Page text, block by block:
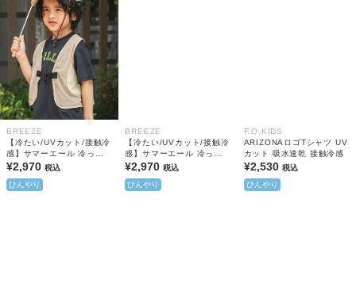
BREEZE
【冷たい/UVカット/接触冷
感】サマーエール 冷っほ
ーい！保冷剤ベスト付きT
¥2,970 税込
ひんやり
BREEZE
【冷たい/UVカット/接触冷
感】サマーエール 冷っほ
ーい！保冷剤ベスト付きT
¥2,970税込
ひんやり
F.O.KIDS
ARIZONAロゴTシャツ UV
カット 吸水速乾 接触冷感
¥2,530 税込
ひんやり